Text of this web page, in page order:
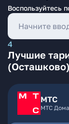
Воспользуйтесь
4
Лучшие
МТС
МТС